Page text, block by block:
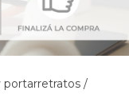
portarretratos /